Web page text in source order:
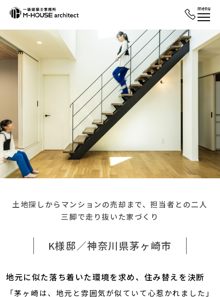
menu
土地探しからマンションの売却まで、担当者との二人
三脚で走り抜いた家づくり
K様邸／神奈川県茅ヶ崎市
地元に似た落ち着いた環境を求め、住み替えを決断
「茅ヶ崎は、地元と雰囲気が似ていて心惹かれました」